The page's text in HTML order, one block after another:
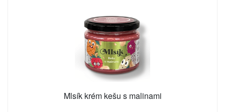
Mlsík krém kešu s malinami